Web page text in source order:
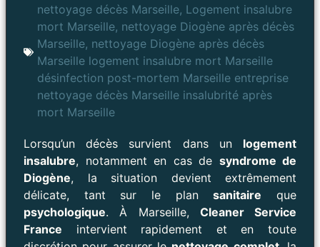
nettoyage décès Marseille, Logement insalubre
mort Marseille, nettoyage Diogène après décès
Marseille, nettoyage Diogène après décès
Marseille logement insalubre mort Marseille
désinfection post-mortem Marseille entreprise
nettoyage décès Marseille insalubrité après
mort Marseille
Lorsqu’un décès survient dans un logement
insalubre, notamment en cas de syndrome de
Diogène, la situation devient extrêmement
délicate, tant sur le plansanitaire que
psychologique. À Marseille, Cleaner Service
France intervient rapidement et en toute